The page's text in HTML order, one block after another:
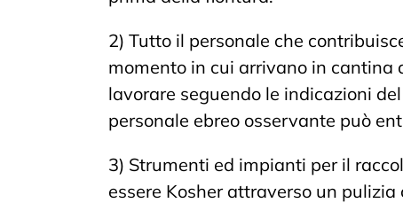
2) Tutto il personale che
momento in cui arrivano in cantina
lavorare seguendo le indicazioni
personale ebreo osservante può
3) Strumenti ed impianti per il
essere Kosher attraverso un